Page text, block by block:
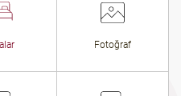
Fotoğraf